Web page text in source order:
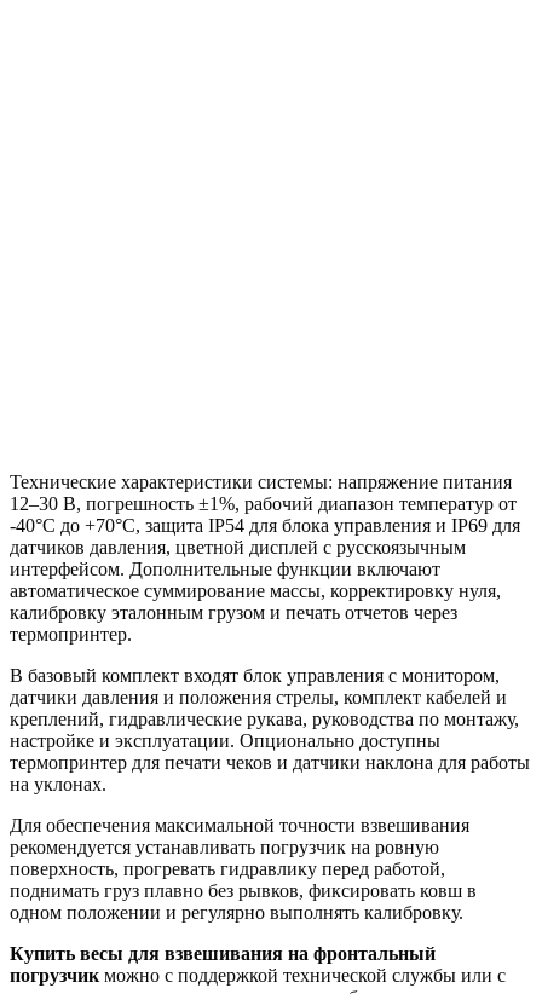
Технические характеристики системы: напряжение питания
12–30 В, погрешность ±1%, рабочий диапазон температур от
-40°C до +70°C, защита IP54 для блока управления и IP69 для
датчиков давления, цветной дисплей с русскоязычным
интерфейсом. Дополнительные функции включают
автоматическое суммирование массы, корректировку нуля,
калибровку эталонным грузом и печать отчетов через
термопринтер.
В базовый комплект входят блок управления с монитором,
датчики давления и положения стрелы, комплект кабелей и
креплений, гидравлические рукава, руководства по монтажу,
настройке и эксплуатации. Опционально доступны
термопринтер для печати чеков и датчики наклона для работы
на уклонах.
Для обеспечения максимальной точности взвешивания
рекомендуется устанавливать погрузчик на ровную
поверхность, прогревать гидравлику перед работой,
поднимать груз плавно без рывков, фиксировать ковш в
одном положении и регулярно выполнять калибровку.
Купить весы для взвешивания на фронтальный
погрузчик можно с поддержкой технической службы или с